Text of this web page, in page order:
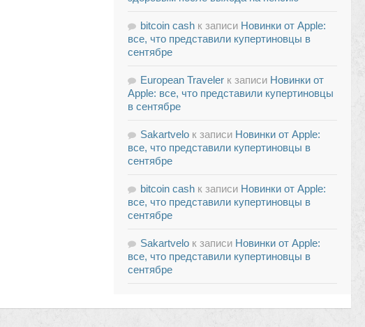
bitcoin cash к записи Новинки от Apple:
все, что представили купертиновцы в
сентябре
European Traveler к записи Новинки от
Apple: все, что представили купертиновцы
в сентябре
Sakartvelo к записи Новинки от Apple:
все, что представили купертиновцы в
сентябре
bitcoin cash к записи Новинки от Apple:
все, что представили купертиновцы в
сентябре
Sakartvelo к записи Новинки от Apple:
все, что представили купертиновцы в
сентябре